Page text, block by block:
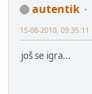
autentik
15-08-2010, 09:35:11
još se igra...